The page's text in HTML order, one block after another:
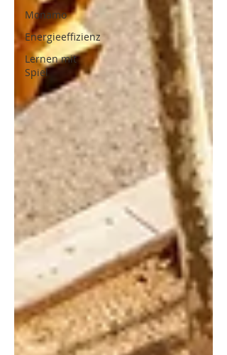
Monamo
Energieeffizienz
Lernen mit
Spiel